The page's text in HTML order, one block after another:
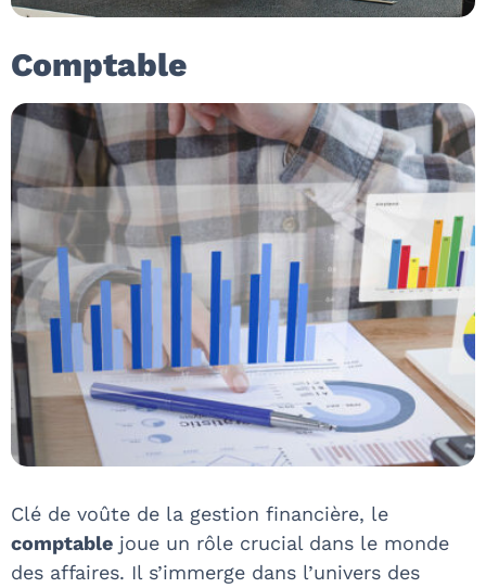
Comptable
Clé de voûte de la gestion financière, le
comptable joue un rôle crucial dans le monde
des affaires. Il s’immerge dans l’univers des